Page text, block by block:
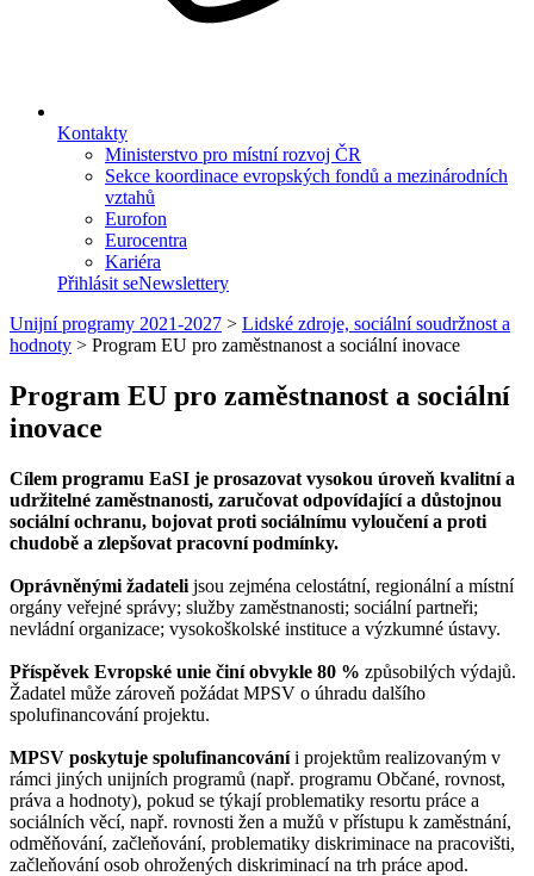
Kontakty
Ministerstvo pro místní rozvoj ČR
Sekce koordinace evropských fondů a mezinárodních
vztahů
Eurofon
Eurocentra
Kariéra
Přihlásit seNewslettery
Unijní programy 2021-2027 > Lidské zdroje, sociální soudržnost a
hodnoty > Program EU pro zaměstnanost a sociální inovace
Program EU pro zaměstnanost a sociální
inovace
Cílem programu EaSI je prosazovat vysokou úroveň kvalitní a
udržitelné zaměstnanosti, zaručovat odpovídající a důstojnou
sociální ochranu, bojovat proti sociálnímu vyloučení a proti
chudobě a zlepšovat pracovní podmínky.
Oprávněnými žadateli jsou zejména celostátní, regionální a místní
orgány veřejné správy; služby zaměstnanosti; sociální partneři;
nevládní organizace; vysokoškolské instituce a výzkumné ústavy.
Příspěvek Evropské unie činí obvykle 80 % způsobilých výdajů.
Žadatel může zároveň požádat MPSV o úhradu dalšího
spolufinancování projektu.
MPSV poskytuje spolufinancováníi projektům realizovaným v
rámci jiných unijních programů (např. programu Občané, rovnost,
práva a hodnoty), pokud se týkají problematiky resortu práce a
sociálních věcí, např. rovnosti žen a mužů v přístupu k zaměstnání,
odměňování, začleňování, problematiky diskriminace na pracovišti,
začleňování osob ohrožených diskriminací na trh práce apod.